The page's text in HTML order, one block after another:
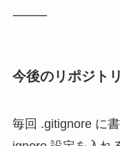
⸻
今後のリポジト
毎回 .gitignore に